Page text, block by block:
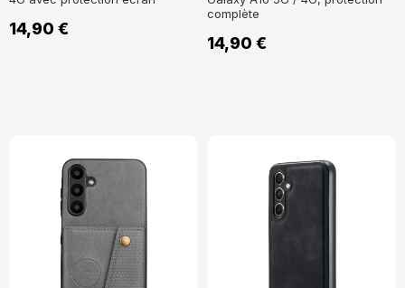
14,90 €
complète
14,90 €